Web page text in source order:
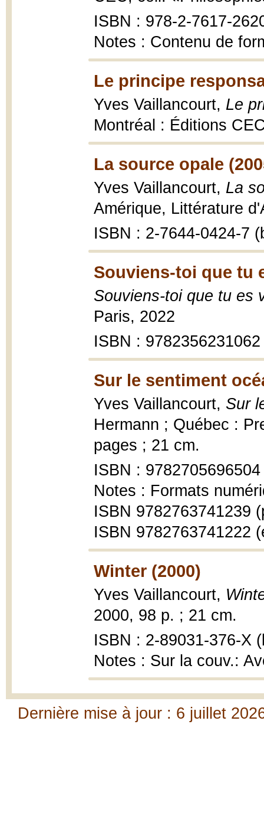
ISBN : 978-2-7617-
Notes : Contenu de
Le principe
Yves Vaillancourt, Le
Montréal : Éditions
La source opale
Yves Vaillancourt, La
Amérique, Littérature
ISBN : 2-7644-0424-7
Souviens-toi que tu
Souviens-toi que tu es
Paris, 2022
ISBN : 9782356231062
Sur le sentiment
Yves Vaillancourt, Sur
Hermann ; Québec :
pages ; 21 cm.
ISBN : 9782705696504
Notes : Formats
ISBN 9782763741239
ISBN 9782763741222
Winter (2000)
Yves Vaillancourt,
2000, 98 p. ; 21 cm.
ISBN : 2-89031-376-X
Notes : Sur la couv.:
Dernière mise à jour : 6 juillet